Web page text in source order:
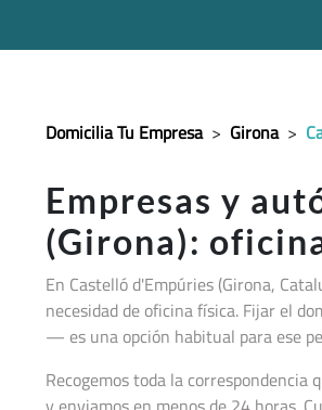
Domicilia Tu Empresa > Girona >
Empresas y
(Girona):
En Castelló d'Empúries (Girona,
necesidad de oficina física. Fijar el
— es una opción habitual para ese
Recogemos toda la